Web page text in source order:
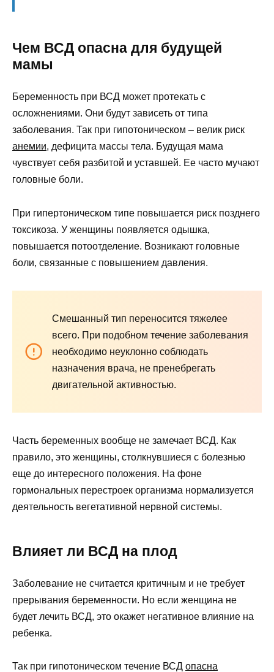
Чем ВСД опасна для будущей
мамы
Беременность при ВСД может протекать с
осложнениями. Они будут зависеть от типа
заболевания. Так при гипотоническом – велик риск
анемии, дефицита массы тела. Будущая мама
чувствует себя разбитой и уставшей. Ее часто мучают
головные боли.
При гипертоническом типе повышается риск позднего
токсикоза. У женщины появляется одышка,
повышается потоотделение. Возникают головные
боли, связанные с повышением давления.
Смешанный тип переносится тяжелее
всего. При подобном течение заболевания
необходимо неуклонно соблюдать
назначения врача, не пренебрегать
двигательной активностью.
Часть беременных вообще не замечает ВСД. Как
правило, это женщины, столкнувшиеся с болезнью
еще до интересного положения. На фоне
гормональных перестроек организма нормализуется
деятельность вегетативной нервной системы.
Влияет ли ВСД на плод
Заболевание не считается критичным и не требует
прерывания беременности. Но если женщина не
будет лечить ВСД, это окажет негативное влияние на
ребенка.
Так при гипотоническом течение ВСД опасна